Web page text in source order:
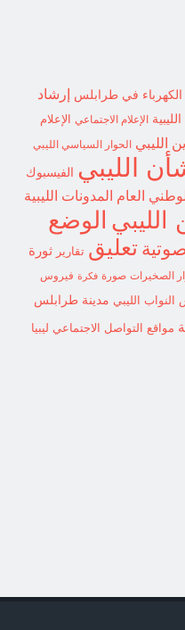
الكهرباء في طرابلس إرشاد
الإعلام الاجتماعي
الإعلام
الليبي الحوار السياسي الليبي
الليبي الفيسبوك
العام المدونات الليبية
الليبي الوضع
تعليق تقارير
ثورة
الصخيرات صورة فكرة فيروس
الليبي مدينة طرابلس
مواقع التواصل الاجتماعي ليبيا